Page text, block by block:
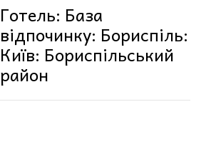
Готель: База
відпочинку: Бориспіль:
Київ: Бориспільський
район